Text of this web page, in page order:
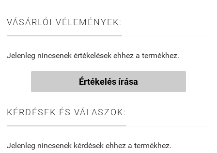
VÁSÁRLÓI VÉLEMÉNYEK:
Jelenleg nincsenek értékelések ehhez a termékhez.
Értékelés írása
KÉRDÉSEK ÉS VÁLASZOK:
Jelenleg nincsenek kérdések ehhez a termékhez.